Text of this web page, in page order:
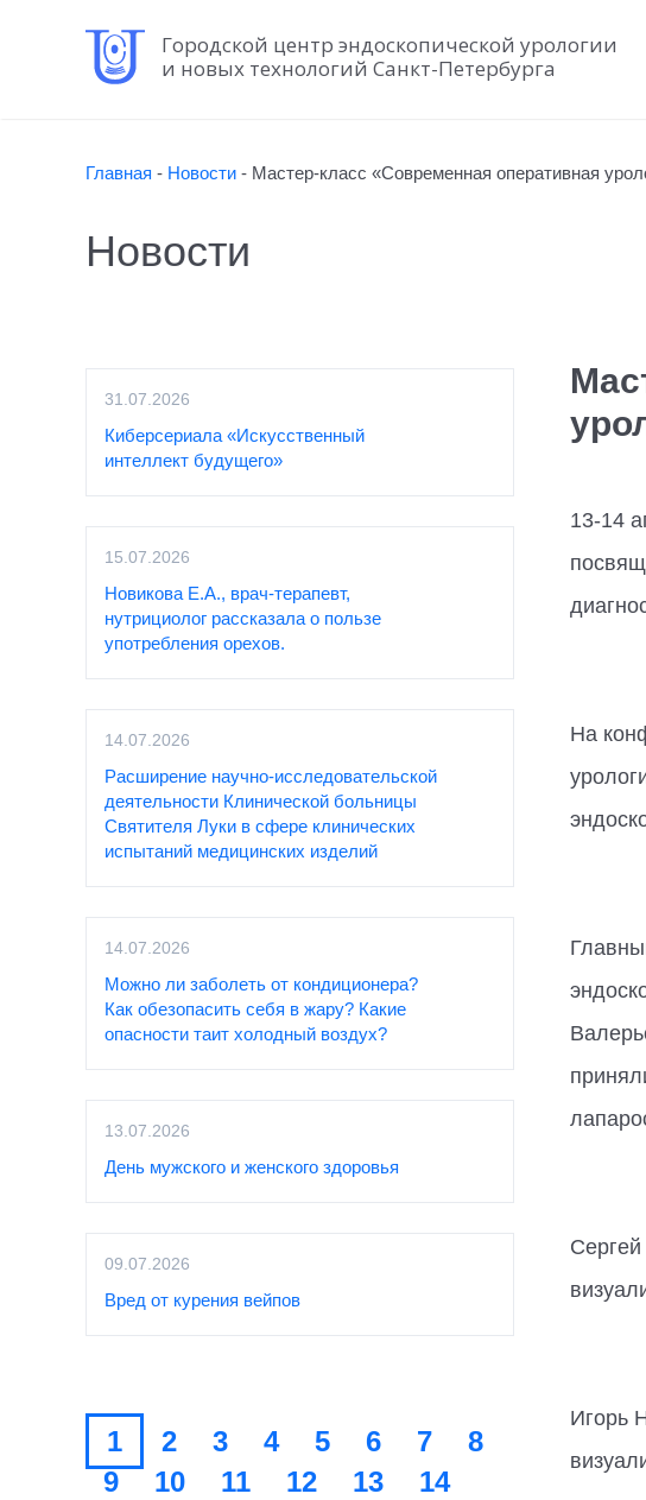
Городской центр эндоскопической урологии
и новых технологий Санкт-Петербурга
Главная - Новости - Мастер-класс «Современная оперативная
Новости
31.07.2026
Киберсериала «Искусственный
интеллект будущего»
15.07.2026
Новикова Е.А., врач-терапевт,
нутрициолог рассказала о пользе
употребления орехов.
14.07.2026
Расширение научно-исследовательской
деятельности Клинической больницы
Святителя Луки в сфере клинических
испытаний медицинских изделий
14.07.2026
Можно ли заболеть от кондиционера?
Как обезопасить себя в жару? Какие
опасности таит холодный воздух?
13.07.2026
День мужского и женского здоровья
09.07.2026
Вред от курения вейпов
1 2 3 4 5 6 7
8
9
10 11 12 13
14
13-14
На
Игорь